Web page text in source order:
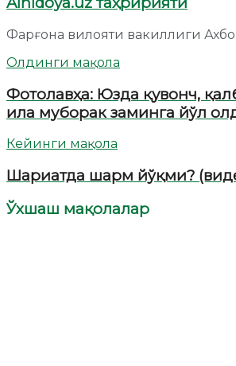
Фарғона вилояти вакиллиги
Олдинги мақола
Фотолавҳа: Юзда қувонч,
ила муборак заминга йўл
Кейинги мақола
Шариатда шарм йўқми?
Ўхшаш мақолалар